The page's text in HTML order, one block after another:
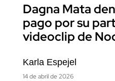
Dagna Mata
pago por su
videoclip de
Karla Espejel
14 de abril de 2026